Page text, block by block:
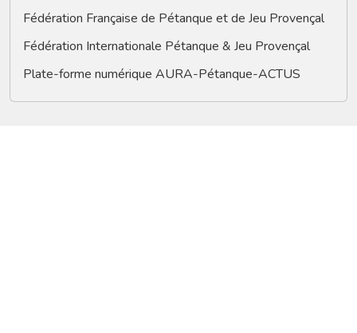
Fédération Française de Pétanque et de Jeu Provençal
Fédération Internationale Pétanque & Jeu Provençal
Plate-forme numérique AURA-Pétanque-ACTUS